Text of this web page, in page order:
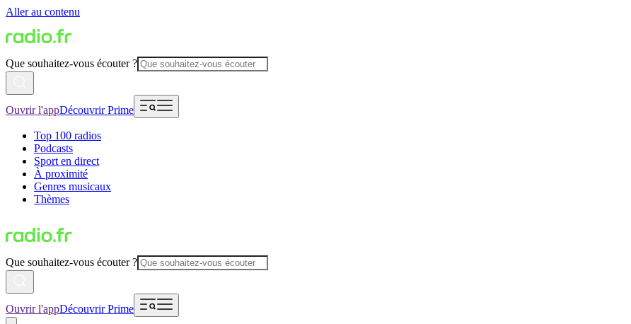
Aller au contenu
Que souhaitez-vous écouter ?
Ouvrir l'appDécouvrir Prime
Top 100 radios
Podcasts
Sport en direct
À proximité
Genres musicaux
Thèmes
Que souhaitez-vous écouter ?
Ouvrir l'appDécouvrir Prime